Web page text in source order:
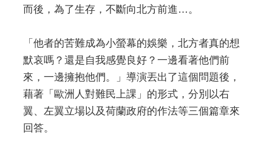
而後，為了生存，不斷向北方前進…。
「他者的苦難成為小螢幕的娛樂，北方者真的想
默哀嗎？還是自我感覺良好？一邊看著他們前
來，一邊擁抱他們。」導演丟出了這個問題後，
藉著「歐洲人對難民上課」的形式，分別以右
翼、左翼立場以及荷蘭政府的作法等三個篇章來
回答。